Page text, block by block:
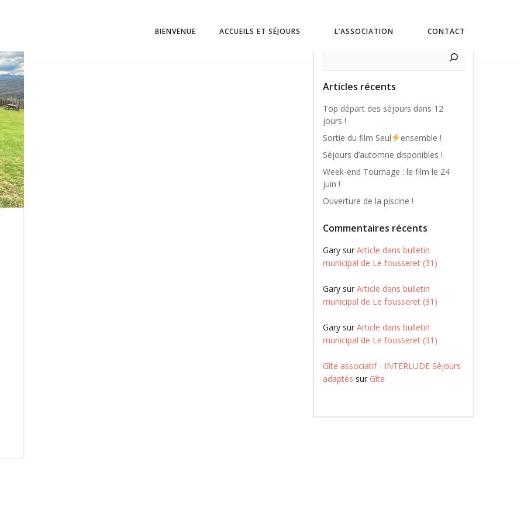
BIENVENUE ACCUEILS ET SÉJOURS L’ASSOCIATION CONTACT
Articles récents
Top départ des séjours dans 12
jours !
Sortie du film Seul
ensemble !
Séjours d’automne disponibles !
Week-end Tournage : le film le 24
juin !
Ouverture de la piscine !
Commentaires récents
Garysur Article dans bulletin
municipal de Le fousseret (31)
Garysur Article dans bulletin
municipal de Le fousseret (31)
Garysur Article dans bulletin
municipal de Le fousseret (31)
Gîte associatif - INTERLUDE Séjours
adaptés sur Gîte